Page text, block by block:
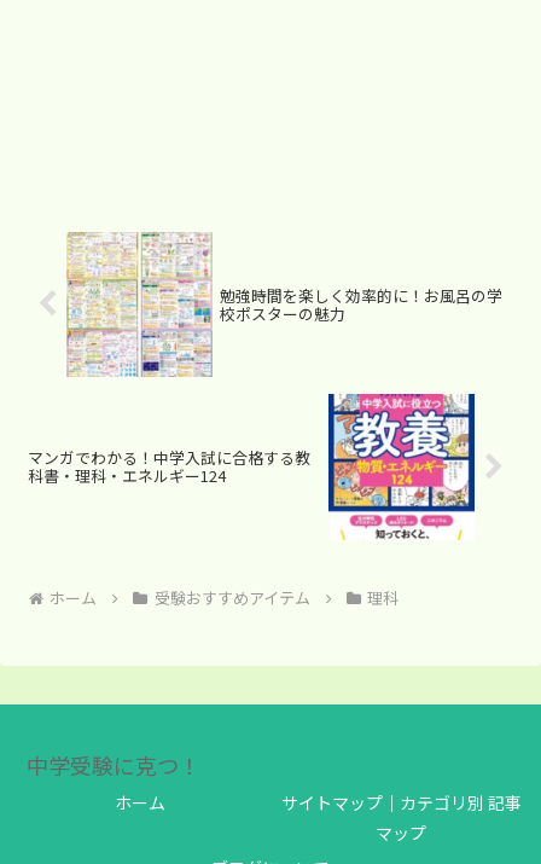
勉強時間を楽しく効率的に！お風呂の学
校ポスターの魅力
マンガでわかる！中学入試に合格する教
科書・理科・エネルギー124
ホーム 受験おすすめアイテム 理科
中学受験に克つ！
ホーム
サイトマップ｜カテゴリ別 記事
マップ